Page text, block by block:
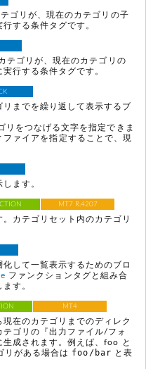
ゴリが、現在のカテゴリの子
する条件タグです。
テゴリが、現在のカテゴリの
行する条件タグです。
までを繰り返して表示するブ
リをつなげる文字を指定できま
ァイアを指定することで、現
ます。
MT7 R.4207
カテゴリセット内のカテゴリ
して一覧表示するためのブロ
ファンクションタグと組み合
す。
MT4
在のカテゴリまでのディレク
テゴリの『出力ファイル/フォ
成されます。例えば、foo と
リがある場合は foo/bar と表